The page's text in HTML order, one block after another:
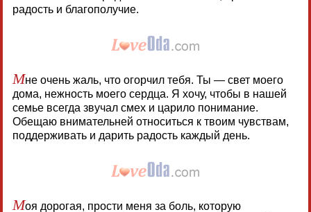
радость и благополучие.
Мне очень жаль, что огорчил тебя. Ты — свет моего
дома, нежность моего сердца. Я хочу, чтобы в нашей
семье всегда звучал смех и царило понимание.
Обещаю внимательней относиться к твоим чувствам,
поддерживать и дарить радость каждый день.
Моя дорогая, прости меня за боль, которую